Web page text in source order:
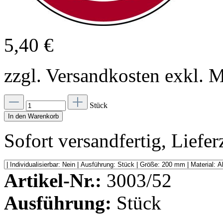
5,40 €
zzgl. Versandkosten exkl.
Stück
In den Warenkorb
Sofort versandfertig,
Artikel-Nr.: 3003/52
Ausführung: Stück